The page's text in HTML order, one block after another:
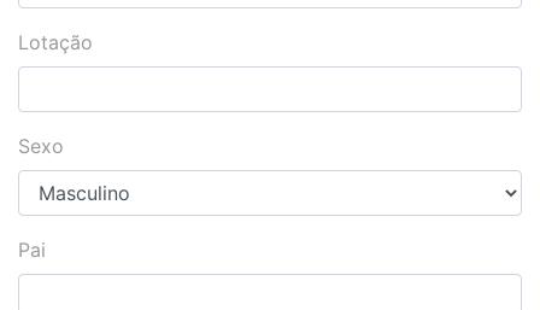
Lotação
Sexo
Pai